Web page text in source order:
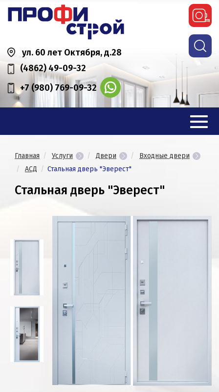
ул. 60 лет Октября, д.28
(4862) 49-09-32
+7 (980) 769-09-32
Главная Услуги Двери
Входные двери
АСД
Стальная дверь "Эверест"
Стальная дверь "Эверест"